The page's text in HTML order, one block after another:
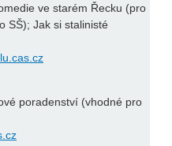
ve starém Řecku (pro
SŠ); Jak si stalinisté
poradenství (vhodné pro